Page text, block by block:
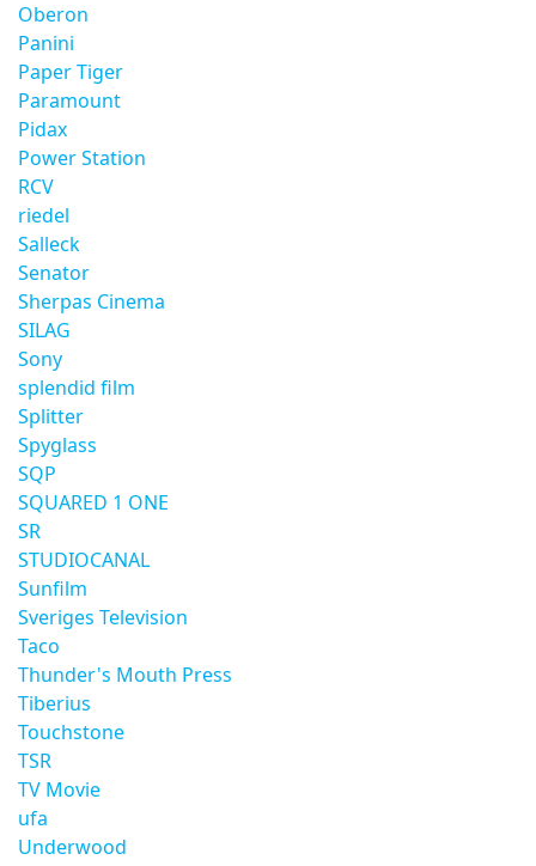
Oberon
Panini
Paper Tiger
Paramount
Pidax
Power Station
RCV
riedel
Salleck
Senator
Sherpas Cinema
SILAG
Sony
splendid film
Splitter
Spyglass
SQP
SQUARED 1 ONE
SR
STUDIOCANAL
Sunfilm
Sveriges Television
Taco
Thunder's Mouth Press
Tiberius
Touchstone
TSR
TV Movie
ufa
Underwood